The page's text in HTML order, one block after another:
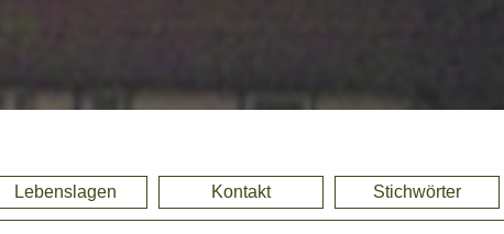
Lebenslagen Kontakt Stichwörter